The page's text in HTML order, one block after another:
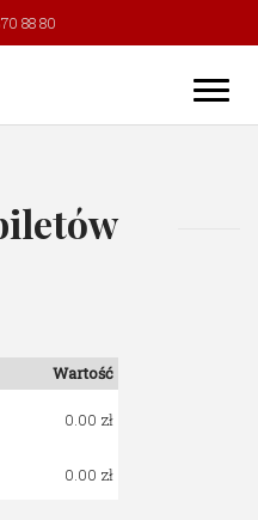
88 80
Wartość
0.00
0.00